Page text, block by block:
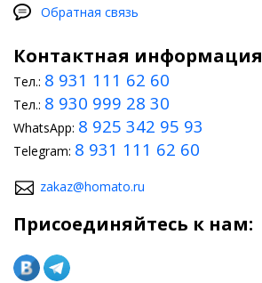
Обратная связь
Контактная информация
Тел.: 8 931 111 62 60
Тел.: 8 930 999 28 30
WhatsApp: 8 925 342 95 93
Telegram: 8 931 111 62 60
zakaz@homato.ru
Присоединяйтесь к нам: